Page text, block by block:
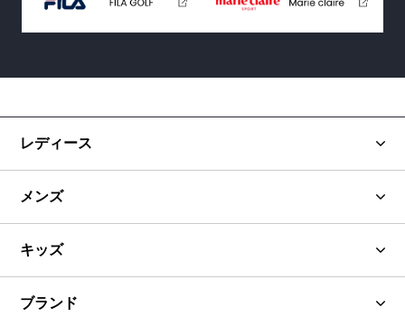
レディース
メンズ
キッズ
ブランド